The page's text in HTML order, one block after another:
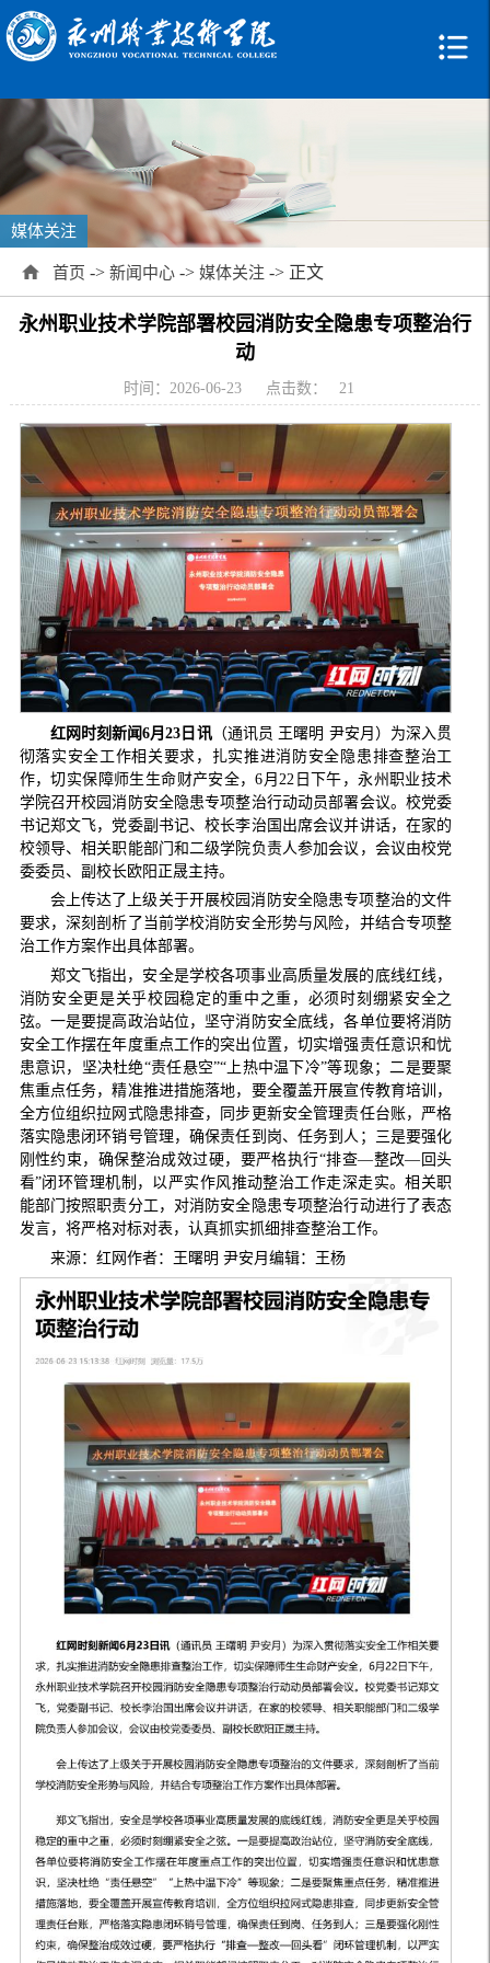
媒体关注
首页 -> 新闻中心 -> 媒体关注 -> 正文
永州职业技术学院部署校园消防安全隐患专项整治行
动
时间：2026-06-23 点击数： 21
红网时刻新闻6月23日讯（通讯员 王曙明 尹安月）为深入贯
彻落实安全工作相关要求，扎实推进消防安全隐患排查整治工
作，切实保障师生生命财产安全，6月22日下午，永州职业技术
学院召开校园消防安全隐患专项整治行动动员部署会议。校党委
书记郑文飞，党委副书记、校长李治国出席会议并讲话，在家的
校领导、相关职能部门和二级学院负责人参加会议，会议由校党
委委员、副校长欧阳正晟主持。
会上传达了上级关于开展校园消防安全隐患专项整治的文件
要求，深刻剖析了当前学校消防安全形势与风险，并结合专项整
治工作方案作出具体部署。
郑文飞指出，安全是学校各项事业高质量发展的底线红线，
消防安全更是关乎校园稳定的重中之重，必须时刻绷紧安全之
弦。一是要提高政治站位，坚守消防安全底线，各单位要将消防
安全工作摆在年度重点工作的突出位置，切实增强责任意识和忧
患意识，坚决杜绝“责任悬空”“上热中温下冷”等现象；二是要聚
焦重点任务，精准推进措施落地，要全覆盖开展宣传教育培训，
全方位组织拉网式隐患排查，同步更新安全管理责任台账，严格
落实隐患闭环销号管理，确保责任到岗、任务到人；三是要强化
刚性约束，确保整治成效过硬，要严格执行“排查—整改—回头
看”闭环管理机制，以严实作风推动整治工作走深走实。相关职
能部门按照职责分工，对消防安全隐患专项整治行动进行了表态
发言，将严格对标对表，认真抓实抓细排查整治工作。
来源：红网作者：王曙明 尹安月编辑：王杨